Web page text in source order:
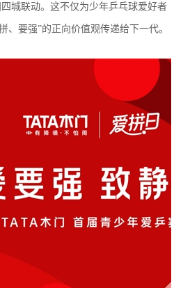
城联动。这不仅为少年乒乓球爱好者
、要强”的正向价值观传递给下一代。